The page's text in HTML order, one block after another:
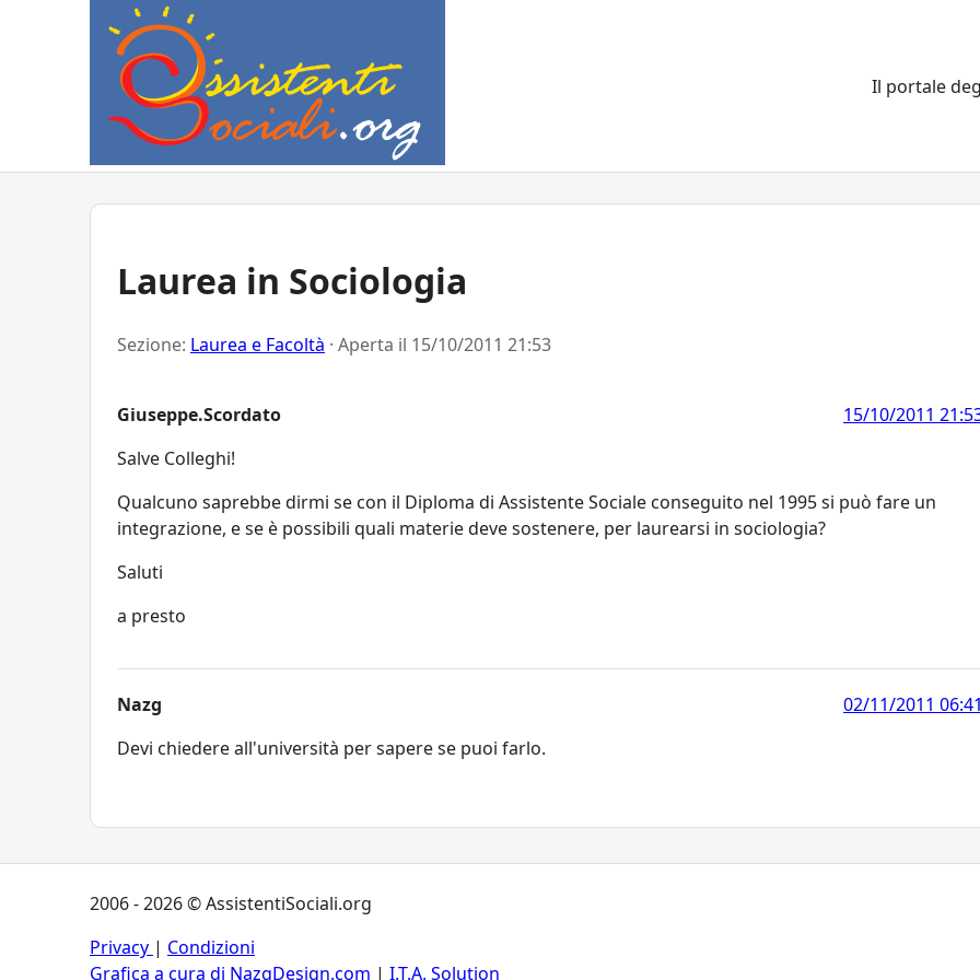
Il portale
Laurea in Sociologia
Sezione: Laurea e Facoltà · Aperta il 15/10/2011 21:53
Giuseppe.Scordato
15/10/2011
Salve Colleghi!
Qualcuno saprebbe dirmi se con il Diploma di Assistente Sociale conseguito nel 1995 si può fare un
integrazione, e se è possibili quali materie deve sostenere, per laurearsi in sociologia?
Saluti
a presto
Nazg
02/11/2011 06:41
Devi chiedere all'università per sapere se puoi farlo.
2006 - 2026 © AssistentiSociali.org
Privacy | Condizioni
Grafica a cura di NazgDesign.com | I.T.A. Solution